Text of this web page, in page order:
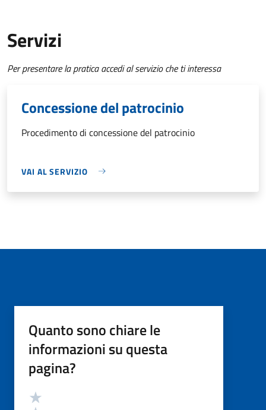
Servizi
Per presentare la pratica accedi al servizio che ti interessa
Concessione del patrocinio
Procedimento di concessione del patrocinio
VAI AL SERVIZIO
Quanto sono chiare le
informazioni su questa
pagina?
Valutazione